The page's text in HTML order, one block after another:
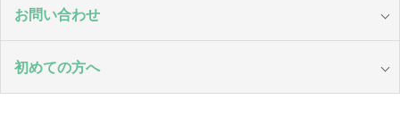
お問い合わせ
初めての方へ